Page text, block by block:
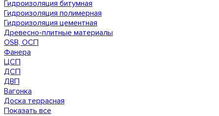
Гидроизоляция битумная
Гидроизоляция полимерная
Гидроизоляция цементная
Древесно-плитные материалы
OSB, ОСП
Фанера
ЦСП
ДСП
ДВП
Вагонка
Доска террасная
Показать все